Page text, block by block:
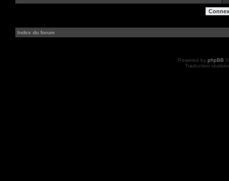
Index du forum
Powered by phpBB
Traduction